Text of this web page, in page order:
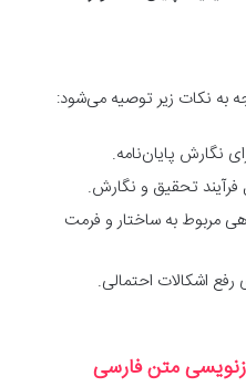
به نکات زیر توصیه می‌شود:
نگارش پایان‌نامه.
فرآیند تحقیق و نگارش.
مربوط به ساختار و فرمت
رفع اشکالات احتمالی.
متن فارسی